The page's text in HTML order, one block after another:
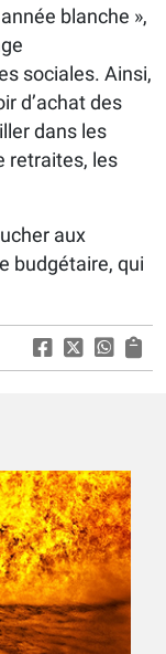
blanche »,
sociales. Ainsi,
d’achat des
dans les
retraites, les
aux
budgétaire, qui